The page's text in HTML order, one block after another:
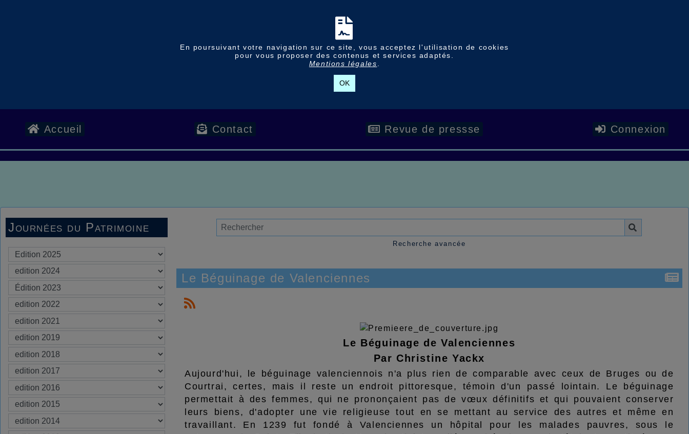
En poursuivant votre navigation sur ce site, vous acceptez l'utilisation de cookies
pour vous proposer des contenus et services adaptés.
Mentions légales
OK
Accueil Contact Revue de pressse Connexion
Journées du Patrimoine
Recherche avancée
Le Béguinage de Valenciennes
Le Béguinage de Valenciennes
Par Christine Yackx
Aujourd'hui, le béguinage valenciennois n'a plus rien de comparable avec ceux de Bruges ou de
Courtrai, certes, mais il reste un endroit pittoresque, témoin d'un passé lointain. Le béguinage
permettait à des femmes, qui ne prononçaient pas de vœux définitifs et qui pouvaient conserver
leurs biens, d'adopter une vie religieuse tout en se mettant au service des autres et même en
travaillant. En 1239 fut fondé à Valenciennes un hôpital pour les malades pauvres, sous le